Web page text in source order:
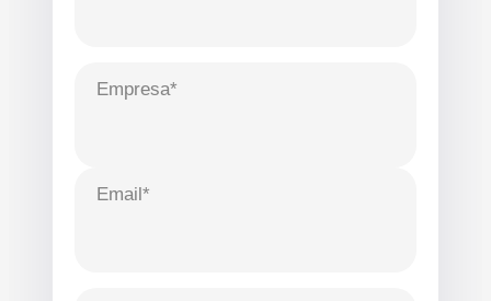
Empresa*
Email*